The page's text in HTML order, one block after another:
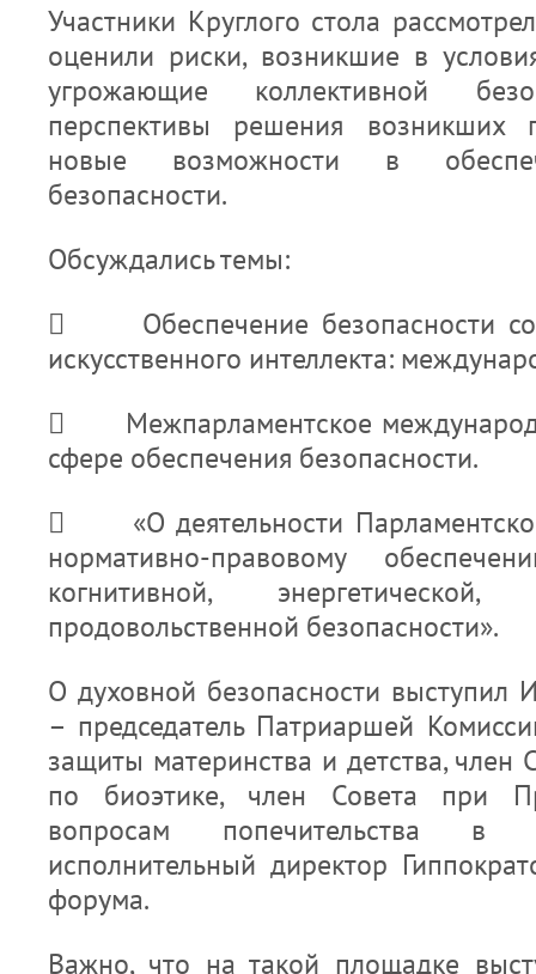
Участники Круглого стола
оценили риски, возникшие в
угрожающие коллективной
перспективы решения возникших
новые возможности в
безопасности.
Обсуждались темы:
 Обеспечение безопасности
искусственного интеллекта:
 Межпарламентское
сфере обеспечения безопасности.
 «О деятельности
нормативно-правовому
когнитивной,
продовольственной безопасности».
О духовной безопасности выступил
– председатель Патриаршей
защиты материнства и детства, член
по биоэтике, член Совета при
вопросам попечительства в
исполнительный директор
форума.
Важно, что на такой площадке